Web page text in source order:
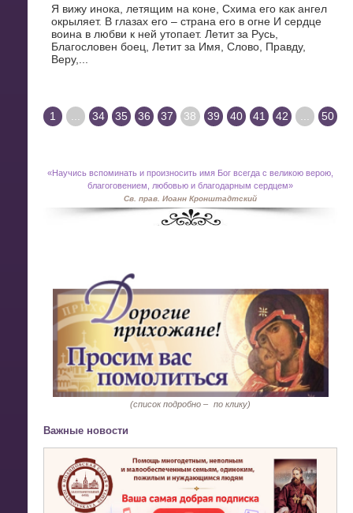
Я вижу инока, летящим на коне, Схима его как ангел
окрыляет. В глазах его – страна его в огне И сердце
воина в любви к ней утопает. Летит за Русь,
Благословен боец, Летит за Имя, Слово, Правду,
Веру,...
1 34 35 36 37 38 39 40 41 42 50
«Научись вспоминать и произносить имя Бог всегда с великою верою,
благоговением, любовью и благодарным сердцем»
Св. прав. Иоанн Кронштадтский
(список подробно – по клику)
Важные новости